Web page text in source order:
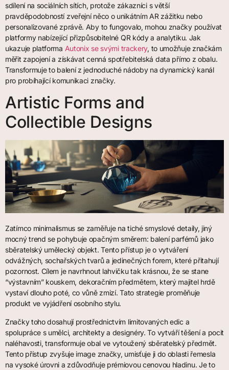
sdílení na sociálních sítích, protože zákazníci s větší
pravděpodobností zveřejní něco o unikátním AR zážitku nebo
personalizované zprávě. Aby to fungovalo, mohou značky používat
platformy nabízející přizpůsobitelné QR kódy a analytiku. Jak
ukazuje platforma Autonix se svými trackery, to umožňuje značkám
měřit zapojení a získávat cenná spotřebitelská data přímo z obalu.
Transformuje to balení z jednoduché nádoby na dynamický kanál
pro probíhající komunikaci značky.
Artistic Forms and
Collectible Designs
Zatímco minimalismus se zaměřuje na tiché smyslové detaily, jiný
mocný trend se pohybuje opačným směrem: balení parfémů jako
sběratelský umělecký objekt. Tento přístup je o vytváření
odvážných, sochařských tvarů a jedinečných forem, které přitahují
pozornost. Cílem je navrhnout lahvičku tak krásnou, že se stane
“výstavním” kouskem, dekoračním předmětem, který majitel hrdě
vystaví dlouho poté, co vůně zmizí. Tato strategie proměňuje
produkt ve vyjádření osobního stylu.
Značky toho dosahují prostřednictvím limitovaných edic a
spolupráce s umělci, architekty a designéry. To vytváří těšení a pocit
naléhavosti, transformuje obal ve vytoužený sběratelský předmět.
Tento přístup zvyšuje image značky, umisťuje ji do oblasti řemesla
na vysoké úrovni a zdůvodňuje prémiovou cenovou hladinu. Je to